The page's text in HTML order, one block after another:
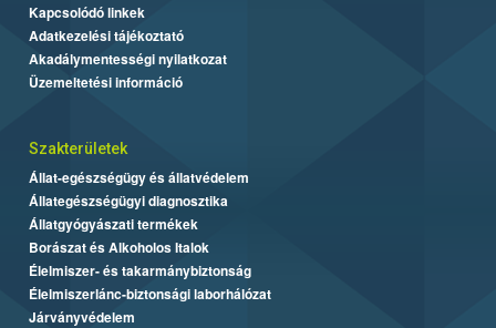
Kapcsolódó linkek
Adatkezelési tájékoztató
Akadálymentességi nyilatkozat
Üzemeltetési információ
Szakterületek
Állat-egészségügy és állatvédelem
Állategészségügyi diagnosztika
Állatgyógyászati termékek
Borászat és Alkoholos Italok
Élelmiszer- és takarmánybiztonság
Élelmiszerlánc-biztonsági laborhálózat
Járványvédelem